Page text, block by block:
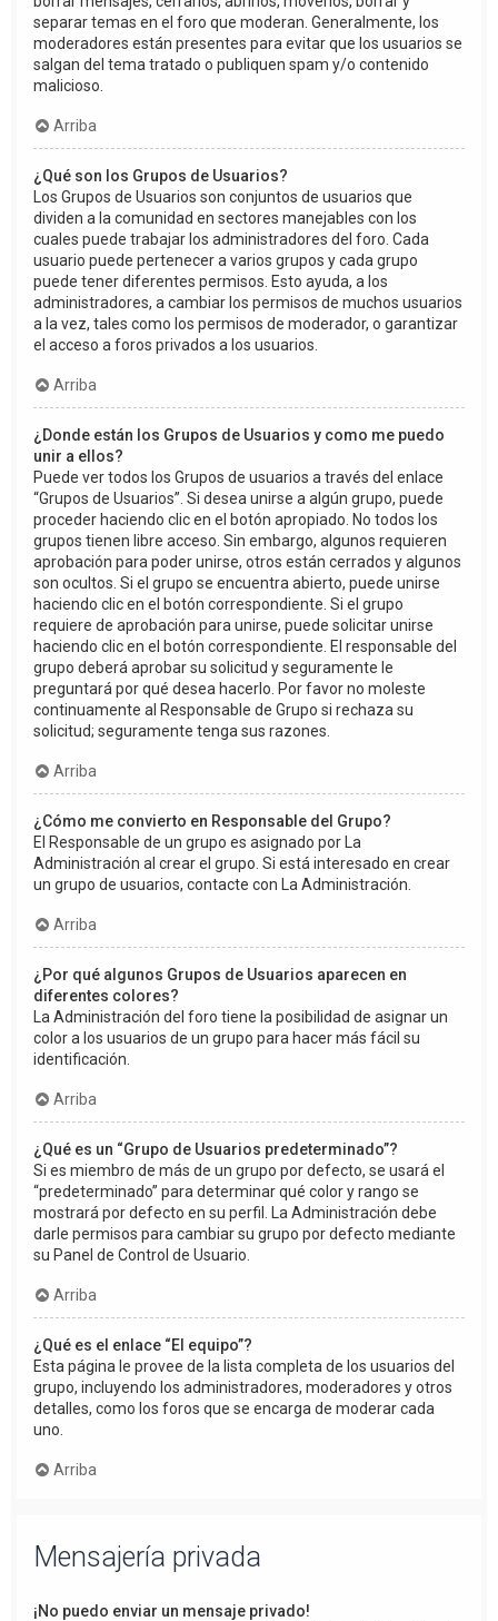
separar temas en el foro que moderan. Generalmente, los
moderadores están presentes para evitar que los usuarios se
salgan del tema tratado o publiquen spam y/o contenido
malicioso.
Arriba
¿Qué son los Grupos de Usuarios?
Los Grupos de Usuarios son conjuntos de usuarios que
dividen a la comunidad en sectores manejables con los
cuales puede trabajar los administradores del foro. Cada
usuario puede pertenecer a varios grupos y cada grupo
puede tener diferentes permisos. Esto ayuda, a los
administradores, a cambiar los permisos de muchos usuarios
a la vez, tales como los permisos de moderador, o garantizar
el acceso a foros privados a los usuarios.
Arriba
¿Donde están los Grupos de Usuarios y como me puedo
unir a ellos?
Puede ver todos los Grupos de usuarios a través del enlace
“Grupos de Usuarios”. Si desea unirse a algún grupo, puede
proceder haciendo clic en el botón apropiado. No todos los
grupos tienen libre acceso. Sin embargo, algunos requieren
aprobación para poder unirse, otros están cerrados y algunos
son ocultos. Si el grupo se encuentra abierto, puede unirse
haciendo clic en el botón correspondiente. Si el grupo
requiere de aprobación para unirse, puede solicitar unirse
haciendo clic en el botón correspondiente. El responsable del
grupo deberá aprobar su solicitud y seguramente le
preguntará por qué desea hacerlo. Por favor no moleste
continuamente al Responsable de Grupo si rechaza su
solicitud; seguramente tenga sus razones.
Arriba
¿Cómo me convierto en Responsable del Grupo?
El Responsable de un grupo es asignado por La
Administración al crear el grupo. Si está interesado en crear
un grupo de usuarios, contacte con La Administración.
Arriba
¿Por qué algunos Grupos de Usuarios aparecen en
diferentes colores?
La Administración del foro tiene la posibilidad de asignar un
color a los usuarios de un grupo para hacer más fácil su
identificación.
Arriba
¿Qué es un “Grupo de Usuarios predeterminado”?
Si es miembro de más de un grupo por defecto, se usará el
“predeterminado” para determinar qué color y rango se
mostrará por defecto en su perfil. La Administración debe
darle permisos para cambiar su grupo por defecto mediante
su Panel de Control de Usuario.
Arriba
¿Qué es el enlace “El equipo”?
Esta página le provee de la lista completa de los usuarios del
grupo, incluyendo los administradores, moderadores y otros
detalles, como los foros que se encarga de moderar cada
uno.
Arriba
Mensajería privada
¡No puedo enviar un mensaje privado!